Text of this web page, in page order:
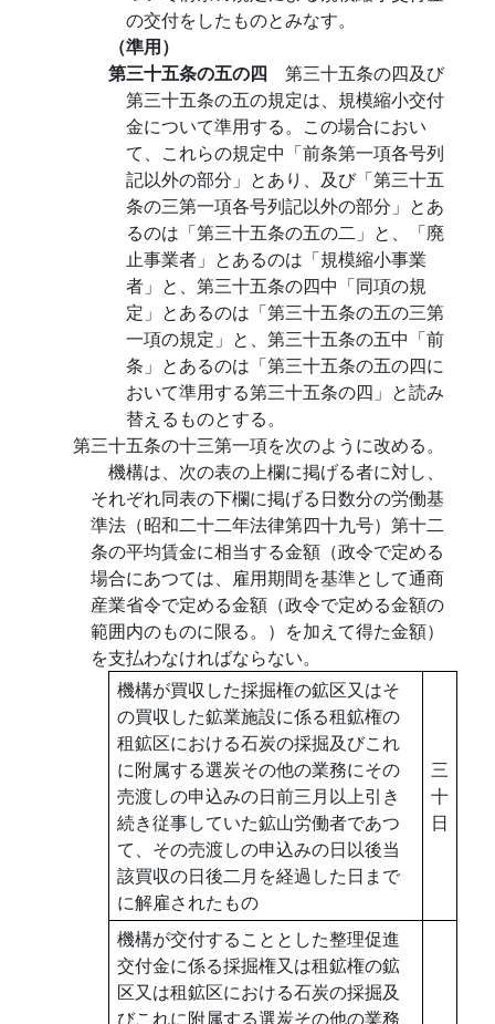
の交付をしたものとみなす。
（準用）
第三十五条の五の四 第三十五条の四及び
第三十五条の五の規定は、規模縮小交付
金について準用する。この場合におい
て、これらの規定中「前条第一項各号列
記以外の部分」とあり、及び「第三十五
条の三第一項各号列記以外の部分」とあ
るのは「第三十五条の五の二」と、「廃
止事業者」とあるのは「規模縮小事業
者」と、第三十五条の四中「同項の規
定」とあるのは「第三十五条の五の三第
一項の規定」と、第三十五条の五中「前
条」とあるのは「第三十五条の五の四に
おいて準用する第三十五条の四」と読み
替えるものとする。
第三十五条の十三第一項を次のように改める。
機構は、次の表の上欄に掲げる者に対し、
それぞれ同表の下欄に掲げる日数分の労働基
準法（昭和二十二年法律第四十九号）第十二
条の平均賃金に相当する金額（政令で定める
場合にあつては、雇用期間を基準として通商
産業省令で定める金額（政令で定める金額の
範囲内のものに限る。）を加えて得た金額）
を支払わなければならない。
機構が買収した採掘権の鉱区又はそ
の買収した鉱業施設に係る租鉱権の
租鉱区における石炭の採掘及びこれ
に附属する選炭その他の業務にその
売渡しの申込みの日前三月以上引き
続き従事していた鉱山労働者であつ
て、その売渡しの申込みの日以後当
該買収の日後二月を経過した日まで
に解雇されたもの
三
十
日
機構が交付することとした整理促進
交付金に係る採掘権又は租鉱権の鉱
区又は租鉱区における石炭の採掘及
びこれに附属する選炭その他の業務